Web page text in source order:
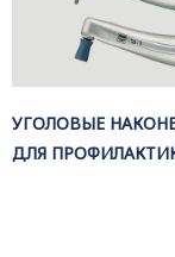
УГОЛОВЫЕ
ДЛЯ